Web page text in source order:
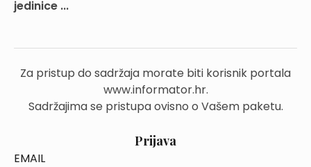
jedinice ...
Za pristup do sadržaja morate biti korisnik portala
www.informator.hr.
Sadržajima se pristupa ovisno o Vašem paketu.
Prijava
EMAIL